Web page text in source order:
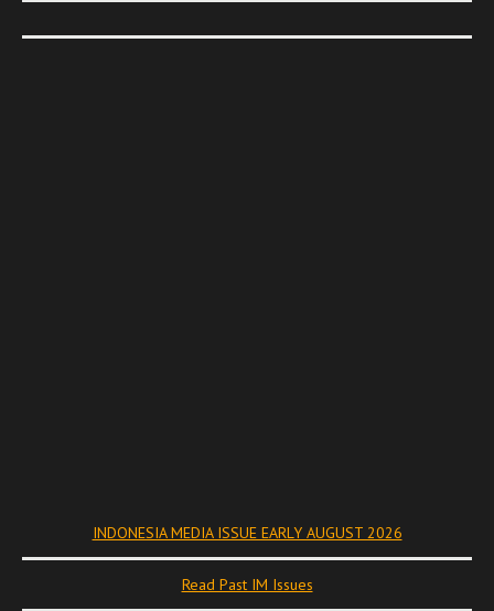
INDONESIA MEDIA ISSUE EARLY AUGUST 2026
Read Past IM Issues